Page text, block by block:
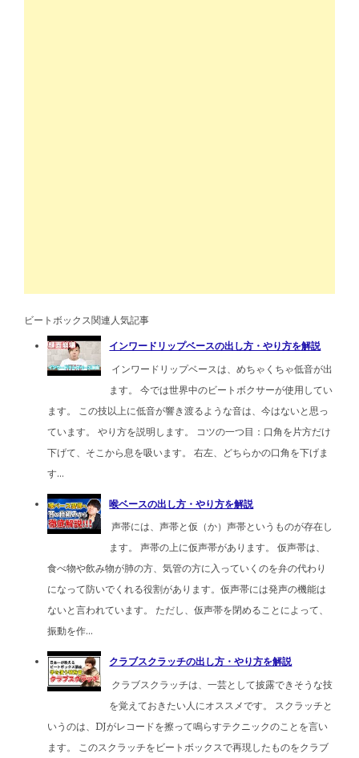
ビートボックス関連人気記事
インワードリップベースの出し方・やり方を解説
インワードリップベースは、めちゃくちゃ低音が出
ます。 今では世界中のビートボクサーが使用してい
ます。 この技以上に低音が響き渡るような音は、今はないと思っ
ています。 やり方を説明します。 コツの一つ目：口角を片方だけ
下げて、そこから息を吸います。 右左、どちらかの口角を下げま
す...
喉ベースの出し方・やり方を解説
声帯には、声帯と仮（か）声帯というものが存在し
ます。 声帯の上に仮声帯があります。 仮声帯は、
食べ物や飲み物が肺の方、気管の方に入っていくのを弁の代わり
になって防いでくれる役割があります。仮声帯には発声の機能は
ないと言われています。 ただし、仮声帯を閉めることによって、
振動を作...
クラブスクラッチの出し方・やり方を解説
クラブスクラッチは、一芸として披露できそうな技
を覚えておきたい人にオススメです。 スクラッチと
いうのは、DJがレコードを擦って鳴らすテクニックのことを言い
ます。 このスクラッチをビートボックスで再現したものをクラブ